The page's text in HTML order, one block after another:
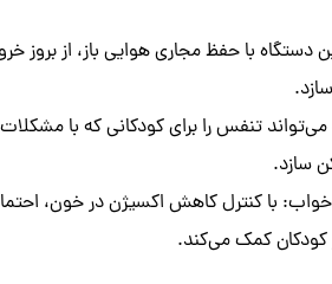
با حفظ مجاری هوایی باز، از بروز
تنفس را برای کودکانی که با
‌سازد.
با کنترل کاهش اکسیژن در خون،
کودکان کمک می‌کند.